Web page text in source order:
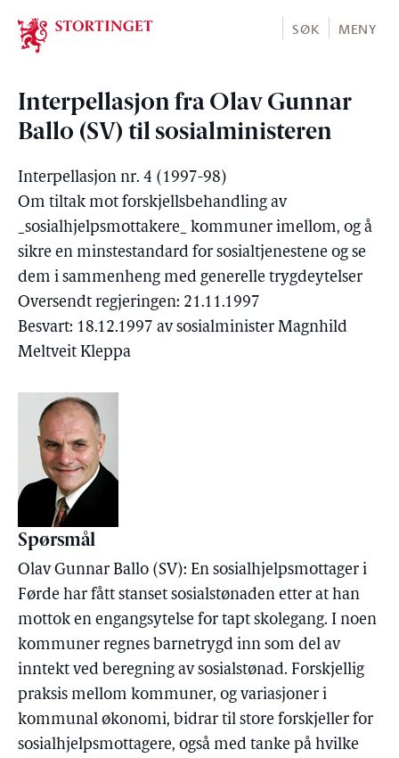
Stortinget.no
SØK MENY
Interpellasjon fra Olav Gunnar
Ballo (SV) til sosialministeren
Interpellasjon nr. 4 (1997-98)
Om tiltak mot forskjellsbehandling av
_sosialhjelpsmottakere_ kommuner imellom, og å
sikre en minstestandard for sosialtjenestene og se
dem i sammenheng med generelle trygdeytelser
Oversendt regjeringen: 21.11.1997
Besvart: 18.12.1997 av sosialminister Magnhild
Meltveit Kleppa
Spørsmål
Olav Gunnar Ballo (SV): En sosialhjelpsmottager i
Førde har fått stanset sosialstønaden etter at han
mottok en engangsytelse for tapt skolegang. I noen
kommuner regnes barnetrygd inn som del av
inntekt ved beregning av sosialstønad. Forskjellig
praksis mellom kommuner, og variasjoner i
kommunal økonomi, bidrar til store forskjeller for
sosialhjelpsmottagere, også med tanke på hvilke